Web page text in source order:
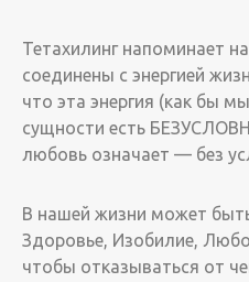
Тетахилинг напоминает
соединены с энергией
что эта энергия (как бы
сущности есть
любовь означает — без
В нашей жизни может
Здоровье, Изобилие,
чтобы отказываться от